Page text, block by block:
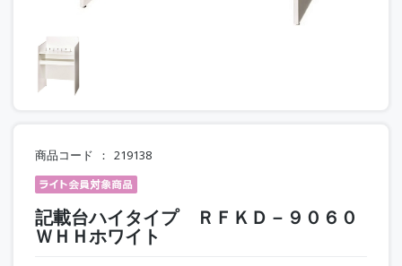
商品コード 219138
記載台ハイタイプ ＲＦＫＤ－９０６０
ＷＨＨホワイト